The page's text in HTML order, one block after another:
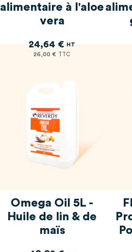
alimentaire à l'aloe
vera
26,00 €
24,64 €
Omega Oil 5L -
Huile de lin & de
maïs